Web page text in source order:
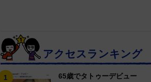
アクセスランキング
65歳でタトゥーデビュー